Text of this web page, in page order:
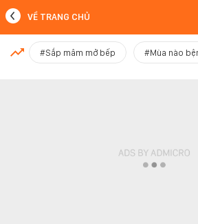
MỚI NHẤT
VỀ TRANG CHỦ
#Sắp mâm mở bếp #Mùa nào